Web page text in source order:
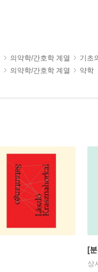
의약학/간호학 계열
기초
의약학/간호학 계열 약학
[
상